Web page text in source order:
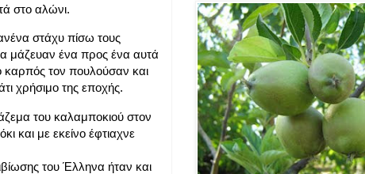
στο αλώνι.
στάχυ πίσω τους
μάζευαν ένα προς ένα αυτά
καρπός τον πουλούσαν και
χρήσιμο της εποχής.
του καλαμποκιού στον
και με εκείνο έφτιαχνε
του Έλληνα ήταν και